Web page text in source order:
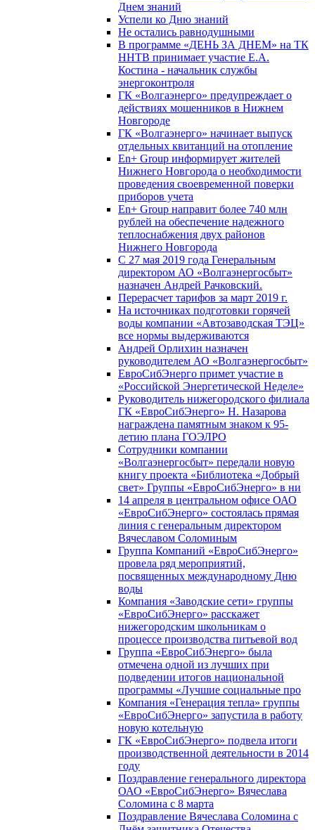
Днем знаний
Успели ко Дню знаний
Не остались равнодушными
В программе «ДЕНЬ ЗА ДНЕМ» на ТК
ННТВ принимает участие Е.А.
Костина - начальник службы
энергоконтроля
ГК «Волгаэнерго» предупреждает о
действиях мошенников в Нижнем
Новгороде
ГК «Волгаэнерго» начинает выпуск
отдельных квитанций на отопление
En+ Group информирует жителей
Нижнего Новгорода о необходимости
проведения своевременной поверки
приборов учета
En+ Group направит более 740 млн
рублей на обеспечение надежного
теплоснабжения двух районов
Нижнего Новгорода
С 27 мая 2019 года Генеральным
директором АО «Волгаэнергосбыт»
назначен Андрей Рачковский.
Перерасчет тарифов за март 2019 г.
На источниках подготовки горячей
воды компании «Автозаводская ТЭЦ»
все нормы выдерживаются
Андрей Орлихин назначен
руководителем АО «Волгаэнергосбыт»
ЕвроСибЭнерго примет участие в
«Российской Энергетической Неделе»
Руководитель нижегородского филиала
ГК «ЕвроСибЭнерго» Н. Назарова
награждена памятным знаком к 95-
летию плана ГОЭЛРО
Сотрудники компании
«Волгаэнергосбыт» передали новую
книгу проекта «Библиотека «Добрый
свет» Группы «ЕвроСибЭнерго» в ни
14 апреля в центральном офисе ОАО
«ЕвроСибЭнерго» состоялась прямая
линия с генеральным директором
Вячеславом Соломиным
Группа Компаний «ЕвроСибЭнерго»
провела ряд мероприятий,
посвященных международному Дню
воды
Компания «Заводские сети» группы
«ЕвроСибЭнерго» расскажет
нижегородским школьникам о
процессе производства питьевой вод
Группа «ЕвроСибЭнерго» была
отмечена одной из лучших при
подведении итогов национальной
программы «Лучшие социальные про
Компания «Генерация тепла» группы
«ЕвроСибЭнерго» запустила в работу
новую котельную
ГК «ЕвроСибЭнерго» подвела итоги
производственной деятельности в 2014
году
Поздравление генерального директора
ОАО «ЕвроСибЭнерго» Вячеслава
Соломина с 8 марта
Поздравление Вячеслава Соломина с